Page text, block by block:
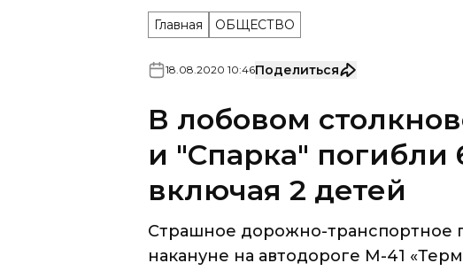
Главная ОБЩЕСТВО
18 08 2020 10:46Поделиться
В лобовом
и "Спарка" погибли
включая 2 детей
Страшное дорожно-транспортное
накануне на автодороге М-41